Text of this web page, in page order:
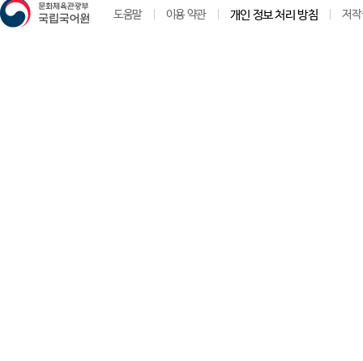
도움말 이용 약관 개인 정보 처리 방침 저